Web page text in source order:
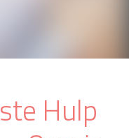
Hulp